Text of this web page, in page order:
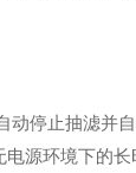
动停止抽滤并
源环境下的长